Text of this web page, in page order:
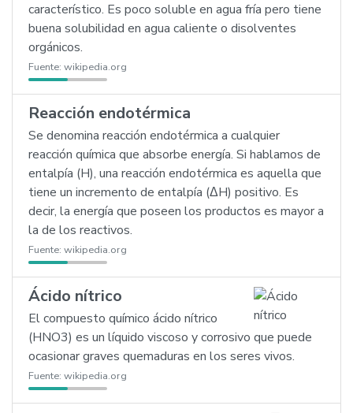
característico. Es poco soluble en agua fría pero tiene
buena solubilidad en agua caliente o disolventes
orgánicos.
Fuente: wikipedia.org
Reacción endotérmica
Se denomina reacción endotérmica a cualquier
reacción química que absorbe energía. Si hablamos de
entalpía (H), una reacción endotérmica es aquella que
tiene un incremento de entalpía (ΔH) positivo. Es
decir, la energía que poseen los productos es mayor a
la de los reactivos.
Fuente: wikipedia.org
Ácido nítrico
El compuesto químico ácido nítrico
(HNO3) es un líquido viscoso y corrosivo que puede
ocasionar graves quemaduras en los seres vivos.
Fuente: wikipedia.org